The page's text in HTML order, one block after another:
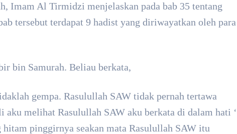
Imam Al Tirmidzi menjelaskan pada bab 35 tentang
tersebut terdapat 9 hadist yang diriwayatkan oleh para
bin Samurah. Beliau berkata,
gempa. Rasulullah SAW tidak pernah tertawa
aku melihat Rasulullah SAW aku berkata di dalam hati ‘
pinggirnya seakan mata Rasulullah SAW itu